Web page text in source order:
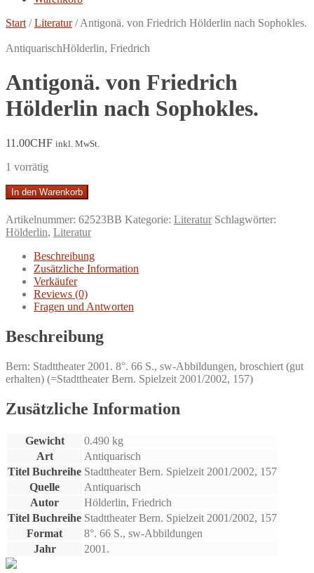
Start /Literatur/Antigonä. von Friedrich Hölderlin nach Sophokles.
AntiquarischHölderlin, Friedrich
Antigonä. von Friedrich
Hölderlin nach Sophokles.
11.00CHF inkl. MwSt.
1 vorrätig
Antigonä.
von
Friedrich
Hölderlin
nach
Sophokles.
Menge
In den Warenkorb
Artikelnummer: 62523BB Kategorie: Literatur Schlagwörter:
Hölderlin, Literatur
Beschreibung
Zusätzliche Information
Verkäufer
Reviews (0)
Fragen und Antworten
Beschreibung
Bern: Stadttheater 2001. 8°. 66 S., sw-Abbildungen, broschiert (gut
erhalten) (=Stadttheater Bern. Spielzeit 2001/2002, 157)
Zusätzliche Information
Gewicht
0.490 kg
Art
Antiquarisch
Titel Buchreihe Stadttheater Bern. Spielzeit 2001/2002, 157
Quelle
Antiquarisch
Autor
Hölderlin, Friedrich
Titel Buchreihe Stadttheater Bern. Spielzeit 2001/2002, 157
Format
8°. 66 S., sw-Abbildungen
Jahr
2001.